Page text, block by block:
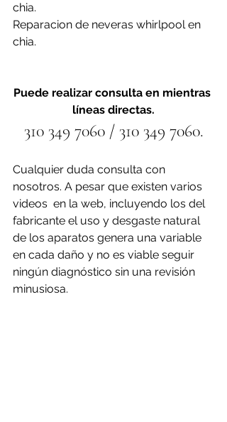
chia.
Reparacion de neveras whirlpool en
chia.
Puede realizar consulta en mientras
líneas directas.
310 349 7060 / 310 349 7060.
Cualquier duda consulta con
nosotros. A pesar que existen varios
videos  en la web, incluyendo los del
fabricante el uso y desgaste natural
de los aparatos genera una variable
en cada daño y no es viable seguir
ningún diagnóstico sin una revisión
minusiosa.